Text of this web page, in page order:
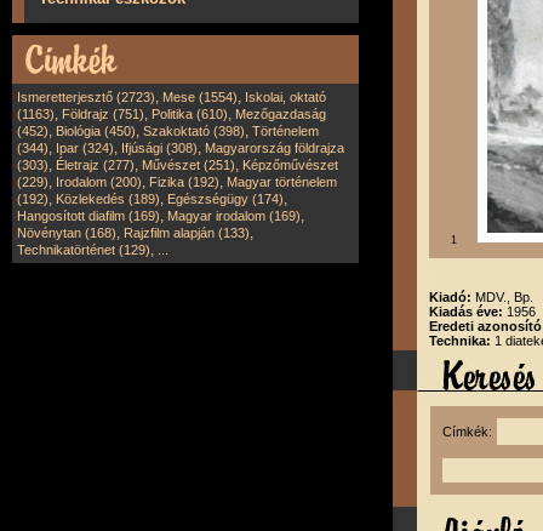
Ismeretterjesztő (2723), Mese (1554), Iskolai, oktató
(1163), Földrajz (751), Politika (610), Mezőgazdaság
(452), Biológia (450), Szakoktató (398), Történelem
(344), Ipar (324), Ifjúsági (308), Magyarország földrajza
(303), Életrajz (277), Művészet (251), Képzőművészet
(229), Irodalom (200), Fizika (192), Magyar történelem
(192), Közlekedés (189), Egészségügy (174),
Hangosított diafilm (169), Magyar irodalom (169),
Növénytan (168), Rajzfilm alapján (133),
Technikatörténet (129),
1
Kiadó: MDV., Bp.
Kiadás éve: 1956
Eredeti
Technika: 1
Címkék: